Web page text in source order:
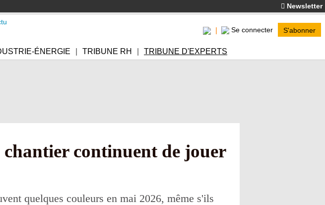
Newsletter
Se connecter S'abonner
ÉNERGIE TRIBUNE RH TRIBUNE D'EXPERTS
chantier continuent de jouer
quelques couleurs en mai 2026, même s'ils